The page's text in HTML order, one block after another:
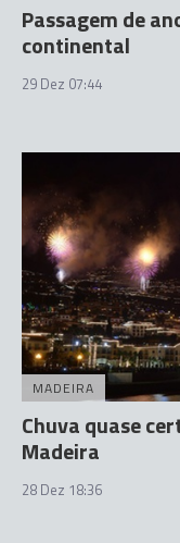
Passagem de
continental
29 Dez 07:44
MADEIRA
Chuva quase
Madeira
28 Dez 18:36